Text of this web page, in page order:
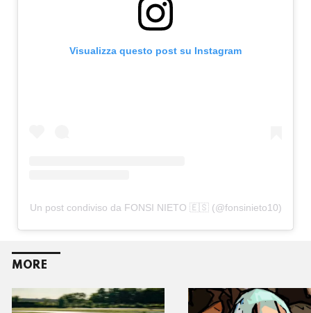
Visualizza questo post su Instagram
Un post condiviso da FONSI NIETO 🇪🇸 (@fonsinieto10)
MORE